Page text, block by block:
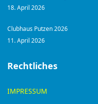
18. April 2026
Clubhaus Putzen 2026
11. April 2026
Rechtliches
IMPRESSUM